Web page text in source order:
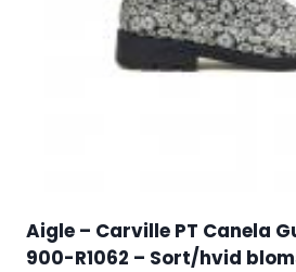
Aigle – Carville PT Canela
900-R1062 – Sort/hvid